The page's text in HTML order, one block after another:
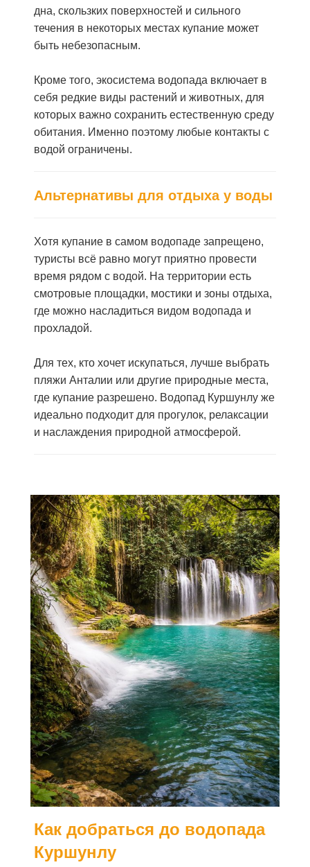
дна, скользких поверхностей и сильного
течения в некоторых местах купание может
быть небезопасным.
Кроме того, экосистема водопада включает в
себя редкие виды растений и животных, для
которых важно сохранить естественную среду
обитания. Именно поэтому любые контакты с
водой ограничены.
Альтернативы для отдыха у воды
Хотя купание в самом водопаде запрещено,
туристы всё равно могут приятно провести
время рядом с водой. На территории есть
смотровые площадки, мостики и зоны отдыха,
где можно насладиться видом водопада и
прохладой.
Для тех, кто хочет искупаться, лучше выбрать
пляжи Анталии или другие природные места,
где купание разрешено. Водопад Куршунлу же
идеально подходит для прогулок, релаксации
и наслаждения природной атмосферой.
Как добраться до водопада
Куршунлу